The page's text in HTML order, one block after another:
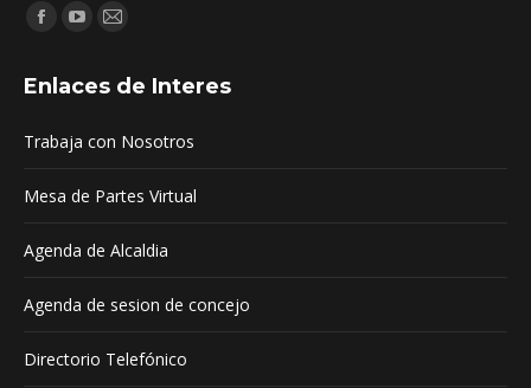
Encuéntranos en:
Facebook
opens
new
YouTube
opens
new
Mail
opens
new
Enlaces de Interes
Trabaja con Nosotros
Mesa de Partes Virtual
Agenda de Alcaldia
Agenda de sesion de concejo
Directorio Telefónico